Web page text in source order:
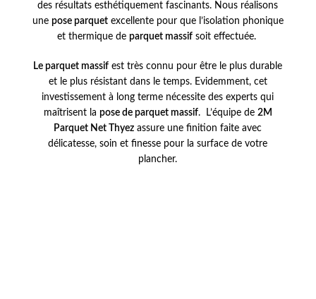
des résultats esthétiquement fascinants. Nous réalisons
une pose parquetexcellente pour que l’isolation phonique
et thermique de parquet massifsoit effectuée.
Le parquet massif est très connu pour être le plus durable
et le plus résistant dans le temps. Evidemment, cet
investissement à long terme nécessite des experts qui
maîtrisent la pose de parquet massif. L’équipe de 2M
Parquet Net Thyez assure une finition faite avec
délicatesse, soin et finesse pour la surface de votre
plancher.